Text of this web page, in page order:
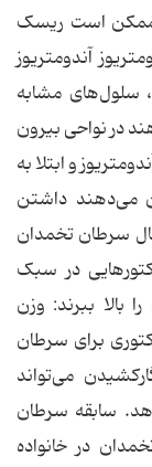
ممکن است ریسک
آندومتریوز
سلول‌های مشابه
در نواحی بیرون
و ابتلا به
می‌دهند داشتن
سرطان تخمدان
در سبک
بالا ببرند: وزن
برای سرطان
می‌تواند
سابقه سرطان
در خانواده